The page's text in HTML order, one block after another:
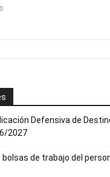
Defensiva de
2027
bolsas de trabajo del